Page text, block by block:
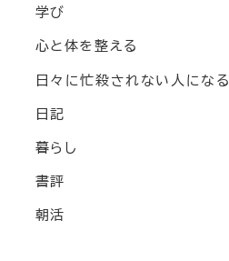
学び
心と体を整える
日々に忙殺されない人になる
日記
暮らし
書評
朝活